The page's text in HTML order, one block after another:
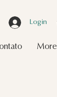
Login
More